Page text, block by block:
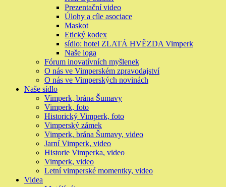
Prezentační video
Úlohy a cíle asociace
Maskot
Etický kodex
sídlo: hotel ZLATÁ HVĚZDA Vimperk
Naše loga
Fórum inovatívních myšlenek
O nás ve Vimperském zpravodajství
O nás ve Vimperských novinách
Naše sídlo
Vimperk, brána Šumavy
Vimperk, foto
Historický Vimperk, foto
Vimperský zámek
Vimperk, brána Šumavy, video
Jarní Vimperk, video
Historie Vimperka, video
Vimperk, video
Letní vimperské momentky, video
Videa